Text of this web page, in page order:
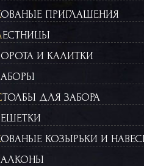
КОВАНЫЕ ПРИГЛАШЕНИЯ
ЛЕСТНИЦЫ
ВОРОТА И КАЛИТКИ
ЗАБОРЫ
СТОЛБЫ ДЛЯ ЗАБОРА
РЕШЕТКИ
КОВАНЫЕ КОЗЫРЬКИ И
БАЛКОНЫ